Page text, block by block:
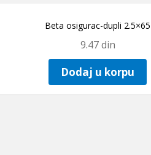
Beta osigurac-dupli 2.5×65
9.47din
Dodaj u korpu